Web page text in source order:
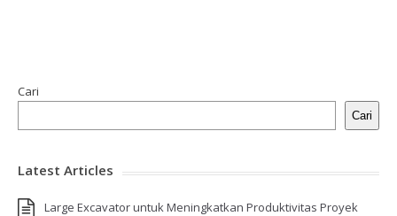
Cari
Cari
Latest Articles
Large Excavator untuk Meningkatkan Produktivitas Proyek